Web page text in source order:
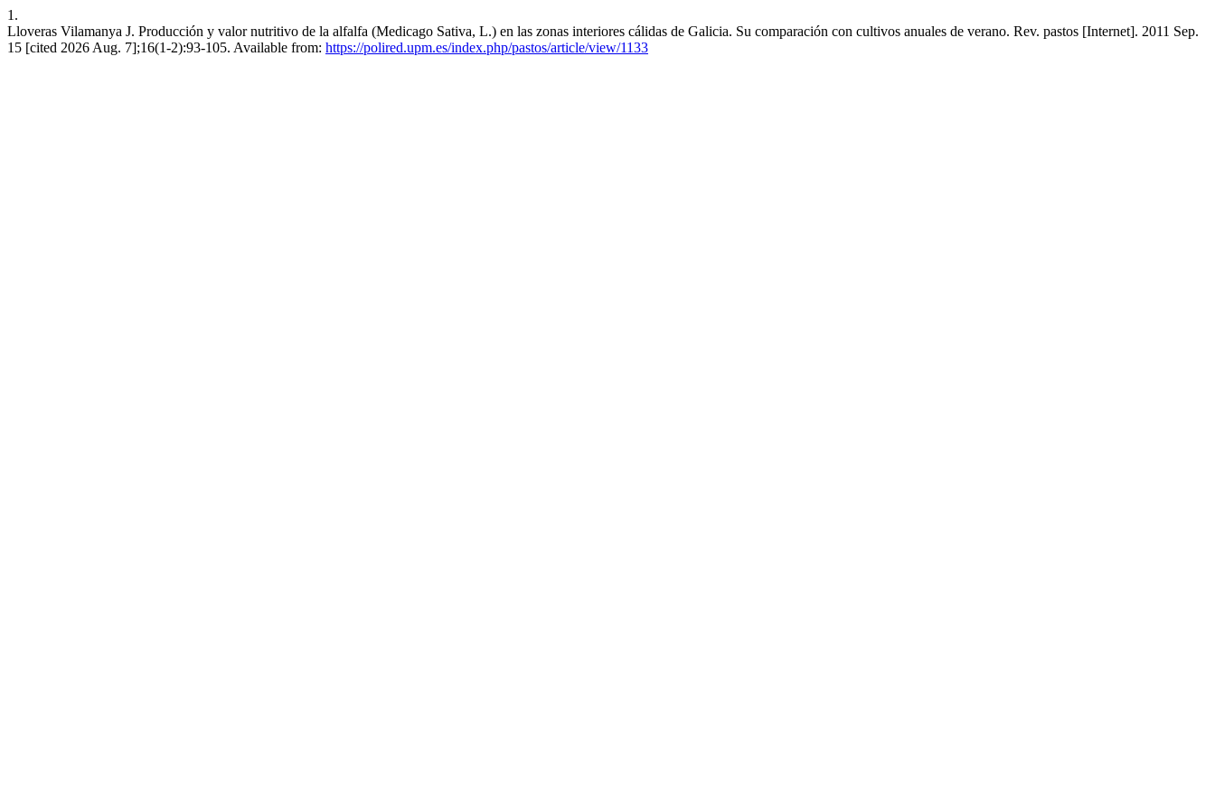
1.
Lloveras Vilamanya J. Producción y valor nutritivo de la alfalfa (Medicago Sativa, L.) en las zonas interiores cálidas de Galicia. Su comparación con cultivos anuales de verano. Rev. pastos [Internet]. 2011 Sep.
15 [cited 2026 Aug. 7];16(1-2):93-105. Available from: https://polired.upm.es/index.php/pastos/article/view/1133